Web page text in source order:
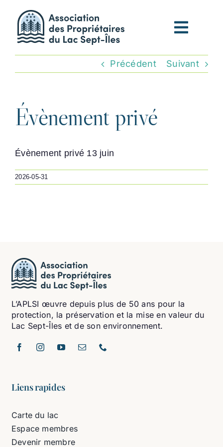
contenu
Précédent Suivant
Évènement privé
Évènement privé 13 juin
2026-05-31
L’APLSI œuvre depuis plus de 50 ans pour la
protection, la préservation et la mise en valeur du
Lac Sept-Îles et de son environnement.
Liens rapides
Carte du lac
Espace membres
Devenir membre